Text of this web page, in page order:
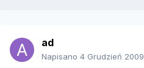
ad
Napisano 4 Grudzień 2009